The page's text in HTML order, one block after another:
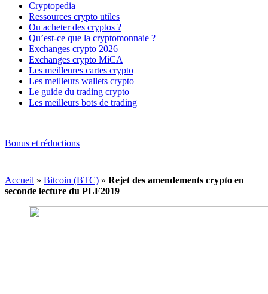
Cryptopedia
Ressources crypto utiles
Ou acheter des cryptos ?
Qu’est-ce que la cryptomonnaie ?
Exchanges crypto 2026
Exchanges crypto MiCA
Les meilleures cartes crypto
Les meilleurs wallets crypto
Le guide du trading crypto
Les meilleurs bots de trading
Bonus et réductions
Accueil » Bitcoin (BTC) » Rejet des amendements crypto en
seconde lecture du PLF2019